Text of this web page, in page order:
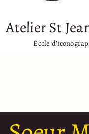
Atelier St
École